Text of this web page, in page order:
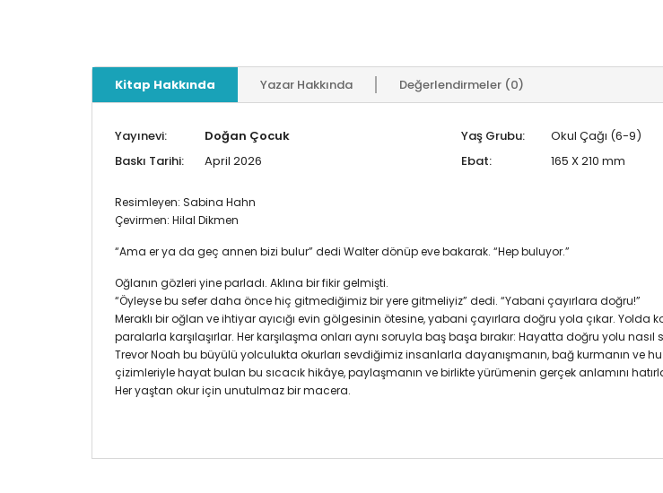
Kitap Hakkında Yazar Hakkında Değerlendirmeler (0)
Yayınevi: Doğan Çocuk Yaş Grubu: Okul Çağı (6-9)
Baskı Tarihi:
April 2026 Ebat: 165 X 210 mm
Resimleyen: Sabina Hahn
Çevirmen: Hilal Dikmen
“Ama er ya da geç annen bizi bulur” dedi Walter dönüp eve bakarak. “Hep buluyor.”
Oğlanın gözleri yine parladı. Aklına bir fikir gelmişti.
“Öyleyse bu sefer daha önce hiç gitmediğimiz bir yere gitmeliyiz” dedi. “Yabani çayırlara doğru!”
Meraklı bir oğlan ve ihtiyar ayıcığı evin gölgesinin ötesine, yabani çayırlara doğru yola çıkar.
paralarla karşılaşırlar. Her karşılaşma onları aynı soruyla baş başa bırakır: Hayatta doğru yolu nasıl
Trevor Noah bu büyülü yolculukta okurları sevdiğimiz insanlarla dayanışmanın, bağ kurmanın ve
çizimleriyle hayat bulan bu sıcacık hikâye, paylaşmanın ve birlikte yürümenin gerçek anlamını
Her yaştan okur için unutulmaz bir macera.